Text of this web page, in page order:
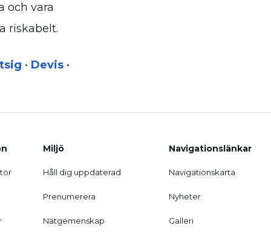
och vara
riskabelt.
• Devis •
Miljö
Håll dig uppdaterad
Prenumerera
Nätgemenskap
Navigationslänkar
Navigationskarta
Nyheter
Galleri